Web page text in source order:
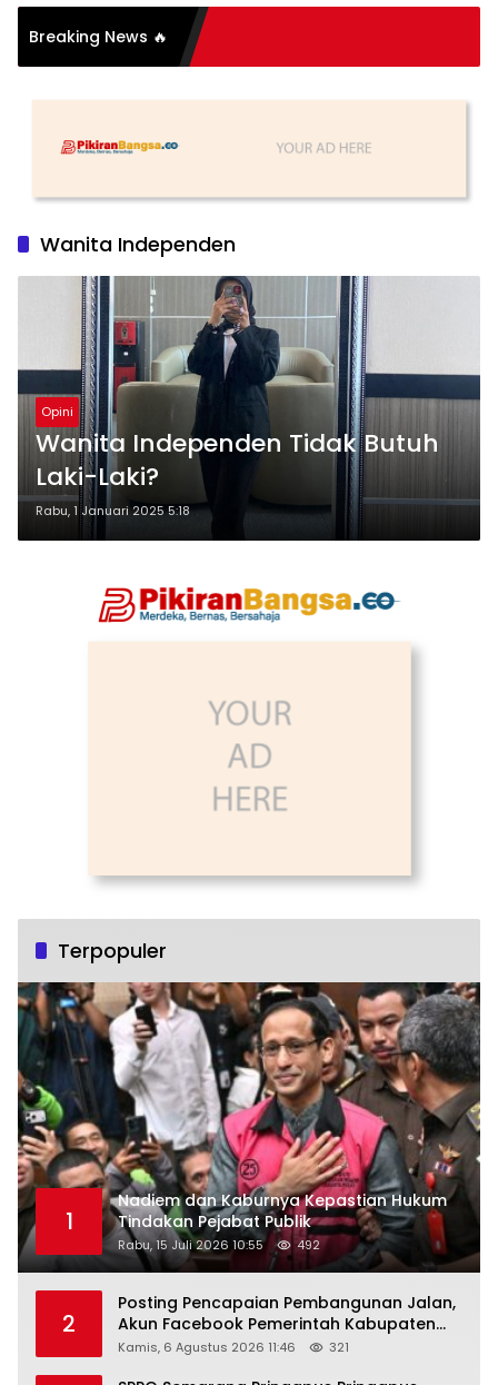
Breaking News 🔥
Antara
Substansi
Wanita Independen
Opini
Wanita Independen Tidak Butuh
Laki-Laki?
Rabu, 1 Januari 2025 5:18
Terpopuler
1
Nadiem dan Kaburnya Kepastian Hukum
Tindakan Pejabat Publik
Rabu, 15 Juli 2026 10:55 492
2
Posting Pencapaian Pembangunan Jalan,
Akun Facebook Pemerintah Kabupaten
Rembang “Dirujak” Warganet
Kamis, 6 Agustus 2026 11:46 321